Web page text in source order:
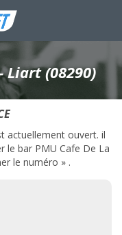
Liart (08290)
actuellement ouvert. il
le bar PMU Cafe De La
le numéro » .